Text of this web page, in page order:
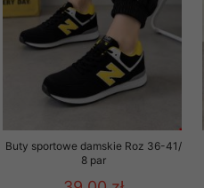
Buty sportowe damskie Roz 36-41/
8 par